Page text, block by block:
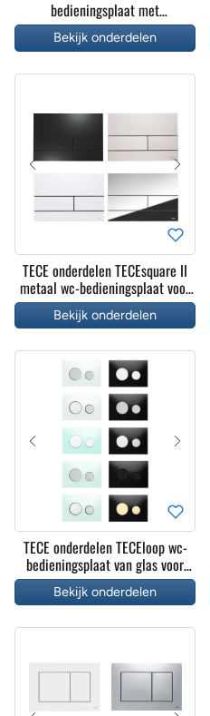
bedieningsplaat met
elektronische spoeler Touch-
bediening
Bekijk onderdelen
TECE onderdelen TECEsquare II
metaal wc-bedieningsplaat voor
duospoeltechniek
Bekijk onderdelen
TECE onderdelen TECEloop wc-
bedieningsplaat van glas voor
duospoeltechniek
Bekijk onderdelen